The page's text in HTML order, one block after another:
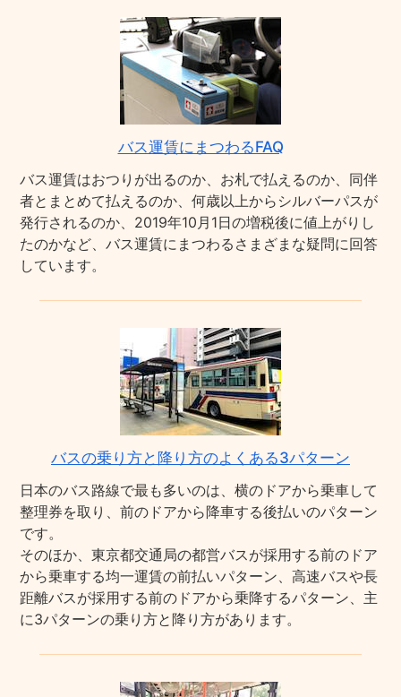
バス運賃にまつわるFAQ
バス運賃はおつりが出るのか、お札で払えるのか、同伴
者とまとめて払えるのか、何歳以上からシルバーパスが
発行されるのか、2019年10月1日の増税後に値上がりし
たのかなど、バス運賃にまつわるさまざまな疑問に回答
しています。
バスの乗り方と降り方のよくある3パターン
日本のバス路線で最も多いのは、横のドアから乗車して
整理券を取り、前のドアから降車する後払いのパターン
です。
そのほか、東京都交通局の都営バスが採用する前のドア
から乗車する均一運賃の前払いパターン、高速バスや長
距離バスが採用する前のドアから乗降するパターン、主
に3パターンの乗り方と降り方があります。